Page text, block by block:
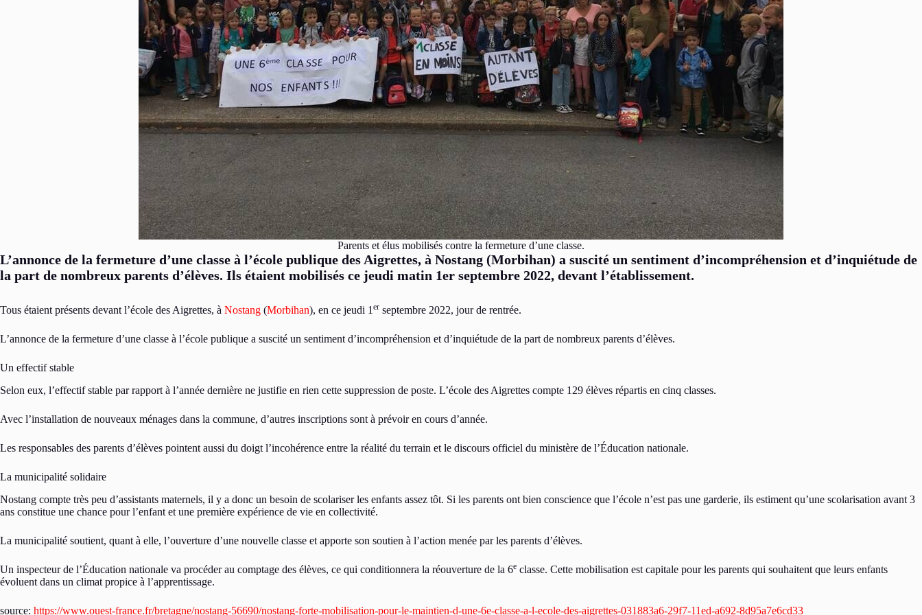
Parents et élus mobilisés contre la fermeture d’une classe.
L’annonce de la fermeture d’une classe à l’école publique des Aigrettes, à Nostang (Morbihan) a suscité un sentiment d’incompréhension et d’inquiétude de
la part de nombreux parents d’élèves. Ils étaient mobilisés ce jeudi matin 1er septembre 2022, devant l’établissement.
Tous étaient présents devant l’école des Aigrettes, à Nostang (Morbihan), en ce jeudi 1 er septembre 2022, jour de rentrée.
L’annonce de la fermeture d’une classe à l’école publique a suscité un sentiment d’incompréhension et d’inquiétude de la part de nombreux parents d’élèves.
Un effectif stable
Selon eux, l’effectif stable par rapport à l’année dernière ne justifie en rien cette suppression de poste. L’école des Aigrettes compte 129 élèves répartis en cinq classes.
Avec l’installation de nouveaux ménages dans la commune, d’autres inscriptions sont à prévoir en cours d’année.
Les responsables des parents d’élèves pointent aussi du doigt l’incohérence entre la réalité du terrain et le discours officiel du ministère de l’Éducation nationale.
La municipalité solidaire
Nostang compte très peu d’assistants maternels, il y a donc un besoin de scolariser les enfants assez tôt. Si les parents ont bien conscience que l’école n’est pas une garderie, ils estiment qu’une scolarisation avant 3
ans constitue une chance pour l’enfant et une première expérience de vie en collectivité.
La municipalité soutient, quant à elle, l’ouverture d’une nouvelle classe et apporte son soutien à l’action menée par les parents d’élèves.
Un inspecteur de l’Éducation nationale va procéder au comptage des élèves, ce qui conditionnera la réouverture de la 6e classe. Cette mobilisation est capitale pour les parents qui souhaitent que leurs enfants
évoluent dans un climat propice à l’apprentissage.
source: https://www.ouest-france.fr/bretagne/nostang-56690/nostang-forte-mobilisation-pour-le-maintien-d-une-6e-classe-a-l-ecole-des-aigrettes-031883a6-29f7-11ed-a692-8d95a7e6cd33